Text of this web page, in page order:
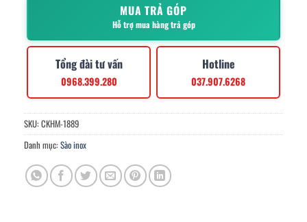
MUA TRẢ GÓP
Hỗ trợ mua hàng trả góp
Tổng đài tư vấn
0968.399.280
Hotline
037.907.6268
SKU: CKHM-1889
Danh mục: Sào inox